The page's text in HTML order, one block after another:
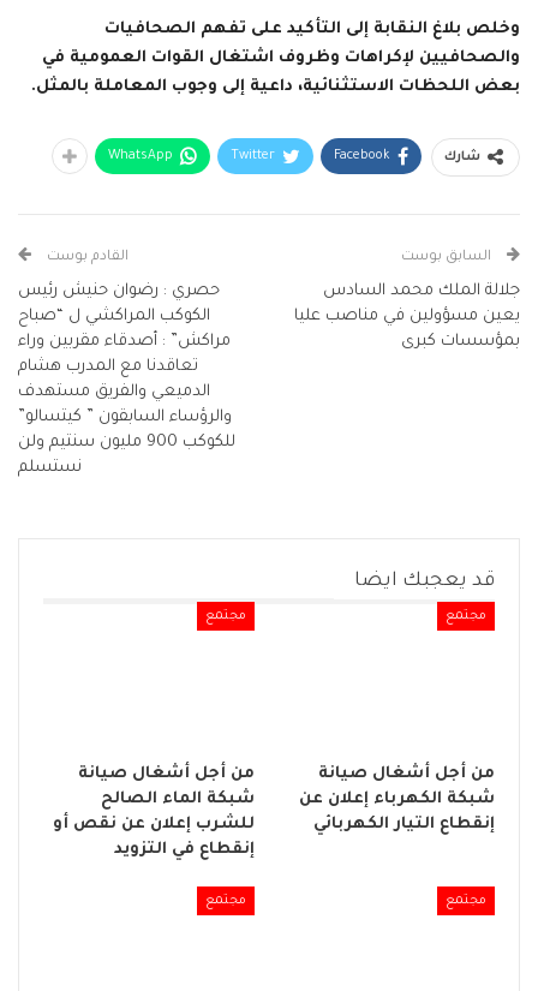
وخلص بلاغ النقابة إلى التأكيد على تفهم الصحافيات
والصحافيين لإكراهات وظروف اشتغال القوات العمومية في
بعض اللحظات الاستثنائية، داعية إلى وجوب المعاملة بالمثل.
شارك Facebook
Twitter
WhatsApp
السابق بوست
جلالة الملك محمد السادس
يعين مسؤولين في مناصب عليا
بمؤسسات كبرى
القادم بوست
حصري : رضوان حنيش رئيس
الكوكب المراكشي ل “صباح
مراكش” : أصدقاء مقربين وراء
تعاقدنا مع المدرب هشام
الدميعي والفريق مستهدف
والرؤساء السابقون ” كيتسالو”
للكوكب 900 مليون سنتيم ولن
نستسلم
قد يعجبك ايضا
مجتمع
من أجل أشغال صيانة
شبكة الكهرباء إعلان عن
إنقطاع التيار الكهربائي
مجتمع
من أجل أشغال صيانة
شبكة الماء الصالح
للشرب إعلان عن نقص أو
إنقطاع في التزويد
مجتمع مجتمع